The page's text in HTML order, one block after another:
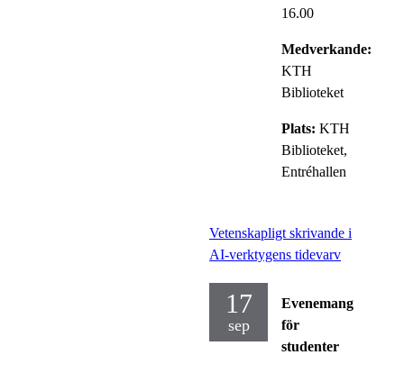
16.00
Medverkande:
KTH
Biblioteket
Plats: KTH
Biblioteket,
Entréhallen
Vetenskapligt skrivande i
AI-verktygens tidevarv
17
sep
Evenemang
för
studenter